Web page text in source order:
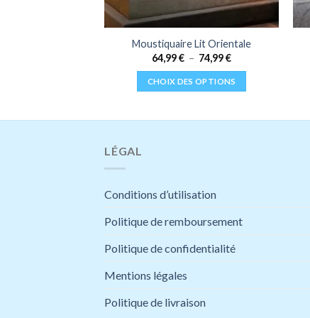
Moustiquaire Lit Orientale
64,99€ – 74,99€Plage
prix :
64,99 €
CHOIX DES OPTIONS
options
être
choisies
LÉGAL
Conditions d’utilisation
Politique de remboursement
Politique de confidentialité
Mentions légales
Politique de livraison